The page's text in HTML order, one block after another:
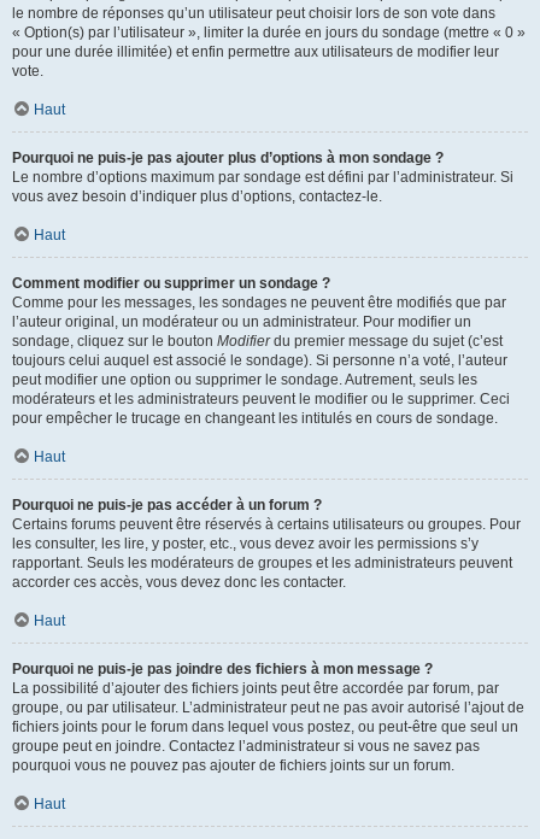
le nombre de réponses qu’un utilisateur peut choisir lors de son vote dans
« Option(s) par l’utilisateur », limiter la durée en jours du sondage (mettre « 0 »
pour une durée illimitée) et enfin permettre aux utilisateurs de modifier leur
vote.
Haut
Pourquoi ne puis-je pas ajouter plus d’options à mon sondage ?
Le nombre d’options maximum par sondage est défini par l’administrateur. Si
vous avez besoin d’indiquer plus d’options, contactez-le.
Haut
Comment modifier ou supprimer un sondage ?
Comme pour les messages, les sondages ne peuvent être modifiés que par
l’auteur original, un modérateur ou un administrateur. Pour modifier un
sondage, cliquez sur le bouton Modifierdu premier message du sujet (c’est
toujours celui auquel est associé le sondage). Si personne n’a voté, l’auteur
peut modifier une option ou supprimer le sondage. Autrement, seuls les
modérateurs et les administrateurs peuvent le modifier ou le supprimer. Ceci
pour empêcher le trucage en changeant les intitulés en cours de sondage.
Haut
Pourquoi ne puis-je pas accéder à un forum ?
Certains forums peuvent être réservés à certains utilisateurs ou groupes. Pour
les consulter, les lire, y poster, etc., vous devez avoir les permissions s’y
rapportant. Seuls les modérateurs de groupes et les administrateurs peuvent
accorder ces accès, vous devez donc les contacter.
Haut
Pourquoi ne puis-je pas joindre des fichiers à mon message ?
La possibilité d’ajouter des fichiers joints peut être accordée par forum, par
groupe, ou par utilisateur. L’administrateur peut ne pas avoir autorisé l’ajout de
fichiers joints pour le forum dans lequel vous postez, ou peut-être que seul un
groupe peut en joindre. Contactez l’administrateur si vous ne savez pas
pourquoi vous ne pouvez pas ajouter de fichiers joints sur un forum.
Haut